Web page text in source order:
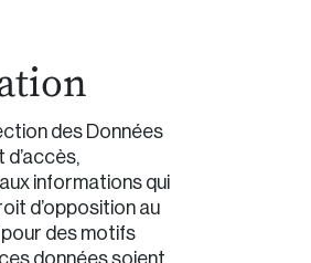
des Données
d’accès,
informations qui
d’opposition au
des motifs
données soient